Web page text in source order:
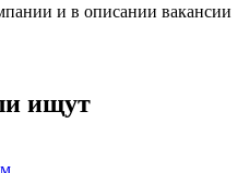
и в описании вакансии
ищут